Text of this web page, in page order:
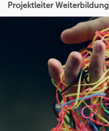
Projektleiter